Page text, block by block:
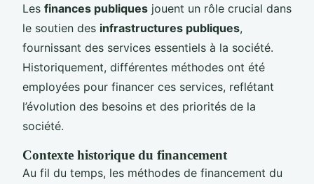
Les finances publiques jouent un rôle crucial dans
le soutien des infrastructures publiques,
fournissant des services essentiels à la société.
Historiquement, différentes méthodes ont été
employées pour financer ces services, reflétant
l’évolution des besoins et des priorités de la
société.
Contexte historique du financement
Au fil du temps, les méthodes de financement du